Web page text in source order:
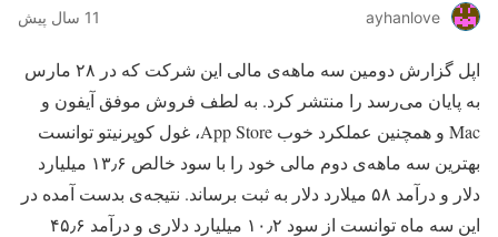
ayhanlove 11 سال پیش
اپل گزارش دومین سه ماهه‌ی مالی این شرکت که در ۲۸ مارس
به پایان می‌رسد را منتشر کرد. به لطف فروش موفق آیفون و
Mac و همچنین عملکرد خوب App Store، غول کوپرنیتو توانست
بهترین سه ماهه‌ی دوم مالی خود را با سود خالص ۱۳٫۶ میلیارد
دلار و درآمد ۵۸ میلارد دلار به ثبت برساند. نتیجه‌ی بدست آمده در
این سه ماه توانست از سود ۱۰٫۲ میلیارد دلاری و درآمد ۴۵٫۶